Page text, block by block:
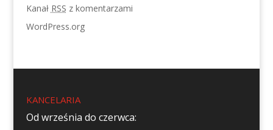
Kanał RSS z komentarzami
WordPress.org
KANCELARIA
Od września do czerwca: